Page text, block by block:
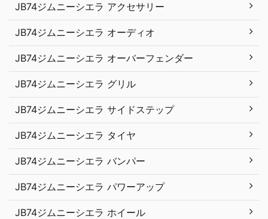
JB74ジムニーシエラ アクセサリー
JB74ジムニーシエラ オーディオ
JB74ジムニーシエラ オーバーフェンダー
JB74ジムニーシエラ グリル
JB74ジムニーシエラ サイドステップ
JB74ジムニーシエラ タイヤ
JB74ジムニーシエラ バンパー
JB74ジムニーシエラ パワーアップ
JB74ジムニーシエラ ホイール